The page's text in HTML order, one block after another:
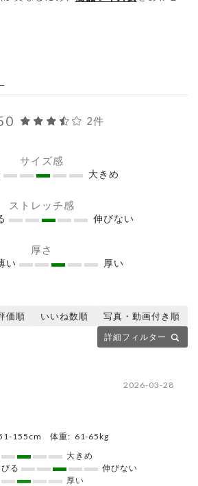
2件
サイズ感
大きめ
ストレッチ感
伸びない
厚さ
い 厚い
詳細フィルター
価順 いいね数順 写真・動画付き順
2026-03-28
155cm 体重: 61-65kg
大きめ
る
伸びない
厚い